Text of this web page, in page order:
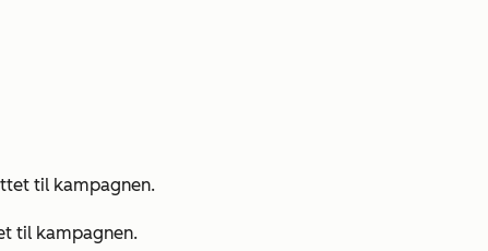
til kampagnen.
til kampagnen.